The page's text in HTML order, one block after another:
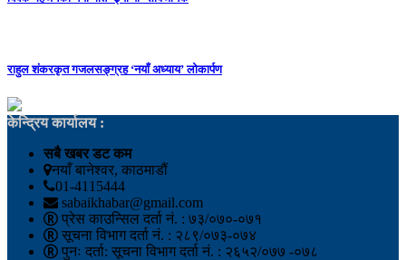
राहुल शंकरकृत गजलसङ्ग्रह ‘नयाँ अध्याय’ लोकार्पण
केन्द्रिय कार्यालय :
सबै खबर डट कम
नयाँ बानेश्वर, काठमाडौं
01-4115444
sabaikhabar@gmail.com
प्रेस काउन्सिल दर्ता नं. : ७३/०७०-०७१
सूचना विभाग दर्ता नं. : २८९/०७३-०७४
पुनः दर्ता: सूचना विभाग दर्ता नं. : २६५२/०७७ -०७८